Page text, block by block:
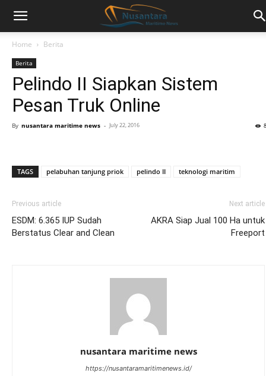
Home Berita
Berita
Pelindo II Siapkan Sistem
Pesan Truk Online
By nusantara maritime news - July 22, 2016
TAGS pelabuhan tanjung priok pelindo II teknologi maritim
Previous article
ESDM: 6.365 IUP Sudah
Berstatus Clear and Clean
Next article
AKRA Siap Jual 100 Ha untuk
Freeport
nusantara maritime news
https://nusantaramaritimenews.id/